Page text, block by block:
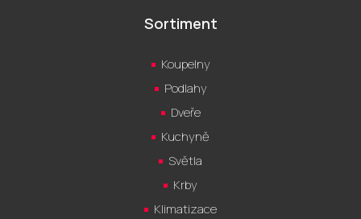
Sortiment
Koupelny
Podlahy
Dveře
Kuchyně
Světla
Krby
Klimatizace